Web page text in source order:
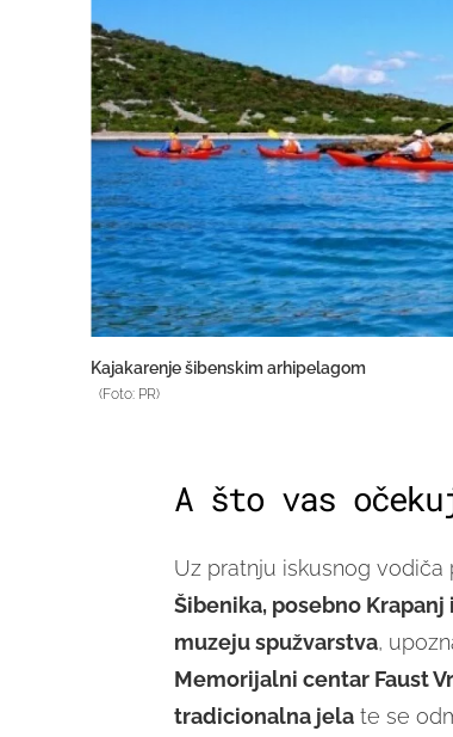
Kajakarenje šibenskim arhipelagom
(Foto: PR)
A što vas
Uz pratnju iskusnog
Šibenika, posebno Krapanj
muzeju spužvarstva,
Memorijalni centar Faust
tradicionalna jelate se